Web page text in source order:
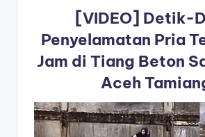
[VIDEO] Detik-
Penyelamatan Pria
Jam di Tiang Beton
Aceh